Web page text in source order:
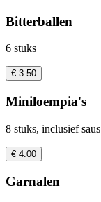
Bitterballen
6 stuks
€ 3.50
Miniloempia's
8 stuks, inclusief saus
€ 4.00
Garnalen